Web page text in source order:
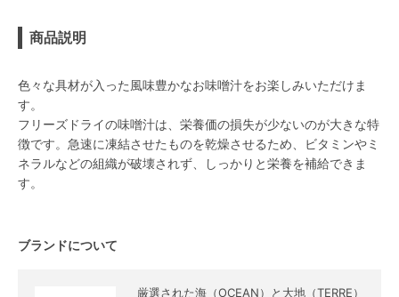
商品説明
色々な具材が入った風味豊かなお味噌汁をお楽しみいただけま
す。
フリーズドライの味噌汁は、栄養価の損失が少ないのが大きな特
徴です。急速に凍結させたものを乾燥させるため、ビタミンやミ
ネラルなどの組織が破壊されず、しっかりと栄養を補給できま
す。
ブランドについて
厳選された海（OCEAN）と大地（TERRE）